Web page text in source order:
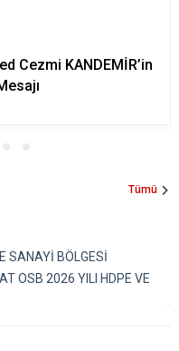
Cezmi KANDEMİR’in
Tümü
SANAYİ BÖLGESİ
OSB 2026 YILI HDPE VE